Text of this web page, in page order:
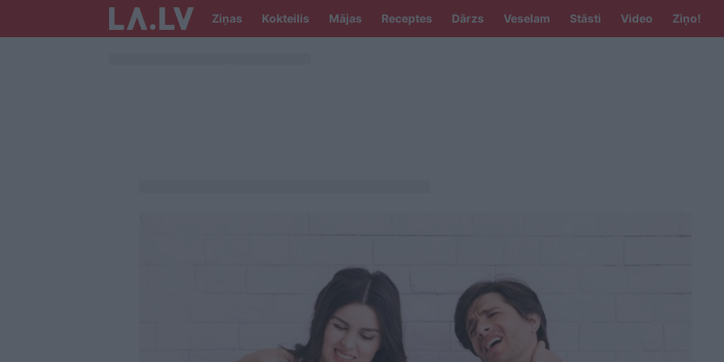
Ziņas Kokteilis Mājas Receptes Dārzs Veselam Stāsti Video Ziņo!